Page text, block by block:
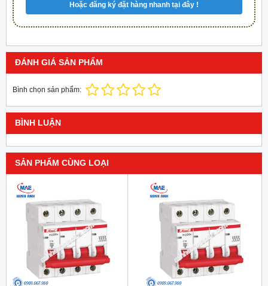
Hoặc đăng ký đặt hàng nhanh tại đây !
ĐÁNH GIÁ SẢN PHẨM
Bình chọn sản phẩm:
BÌNH LUẬN
SẢN PHẨM CÙNG LOẠI